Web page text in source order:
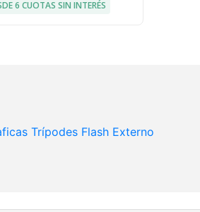
6 CUOTAS SIN INTERÉS
Trípodes Flash Externo